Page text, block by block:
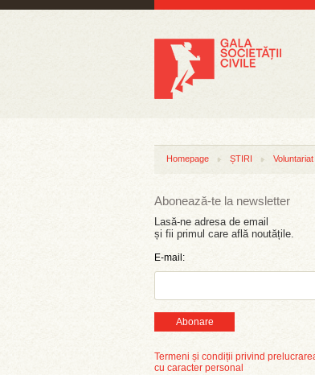
Homepage ȘTIRI Voluntariat
Abonează-te la newsletter
Lasă-ne adresa de email
și fii primul care află noutățile.
E-mail:
Abonare
Termeni și condiții privind
cu caracter personal